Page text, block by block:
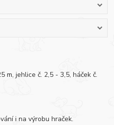
m, jehlice č. 2,5 - 3,5, háček č.
i na výrobu hraček.